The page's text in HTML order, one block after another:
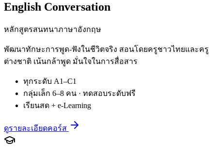
English Conversation
หลักสูตรสนทนาภาษาอังกฤษ
พัฒนาทักษะการพูด-ฟังในชีวิตจริง สอนโดยครูชาวไทยและครู
ต่างชาติ เน้นกล้าพูด มั่นใจในการสื่อสาร
ทุกระดับ A1–C1
กลุ่มเล็ก 6–8 คน · ทดสอบระดับฟรี
เรียนสด + e-Learning
ดูรายละเอียดคอร์ส